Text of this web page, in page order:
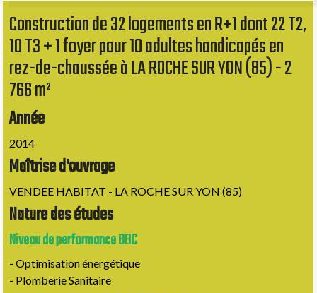
Construction de 32 logements en R+1 dont 22 T2,
10 T3 + 1 foyer pour 10 adultes handicapés en
rez-de-chaussée à LA ROCHE SUR YON (85) - 2
766 m²
Année
2014
Maîtrise d'ouvrage
VENDEE HABITAT - LA ROCHE SUR YON (85)
Nature des études
Niveau de performance BBC
- Optimisation énergétique
- Plomberie Sanitaire